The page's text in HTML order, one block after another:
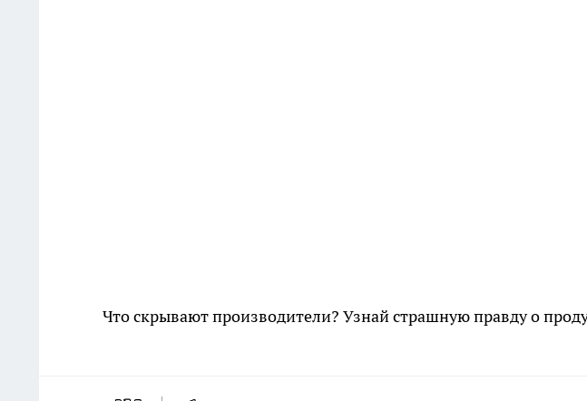
Что скрывают производители? Узнай страшную правду о